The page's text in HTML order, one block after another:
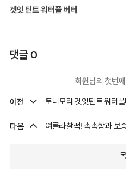
겟잇 틴트 워터풀 버터
댓글 0
회원님의 첫번
이전 토니모리 겟잇틴트 워터풀
다음 여쿨라찰떡! 촉촉함과 보